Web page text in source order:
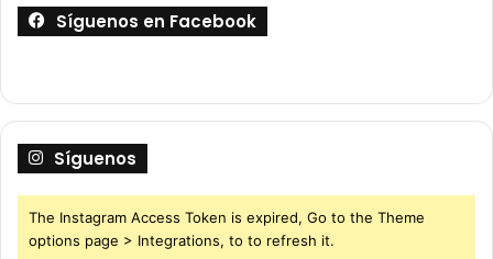
Síguenos en Facebook
Síguenos
The Instagram Access Token is expired, Go to the Theme
options page > Integrations, to to refresh it.